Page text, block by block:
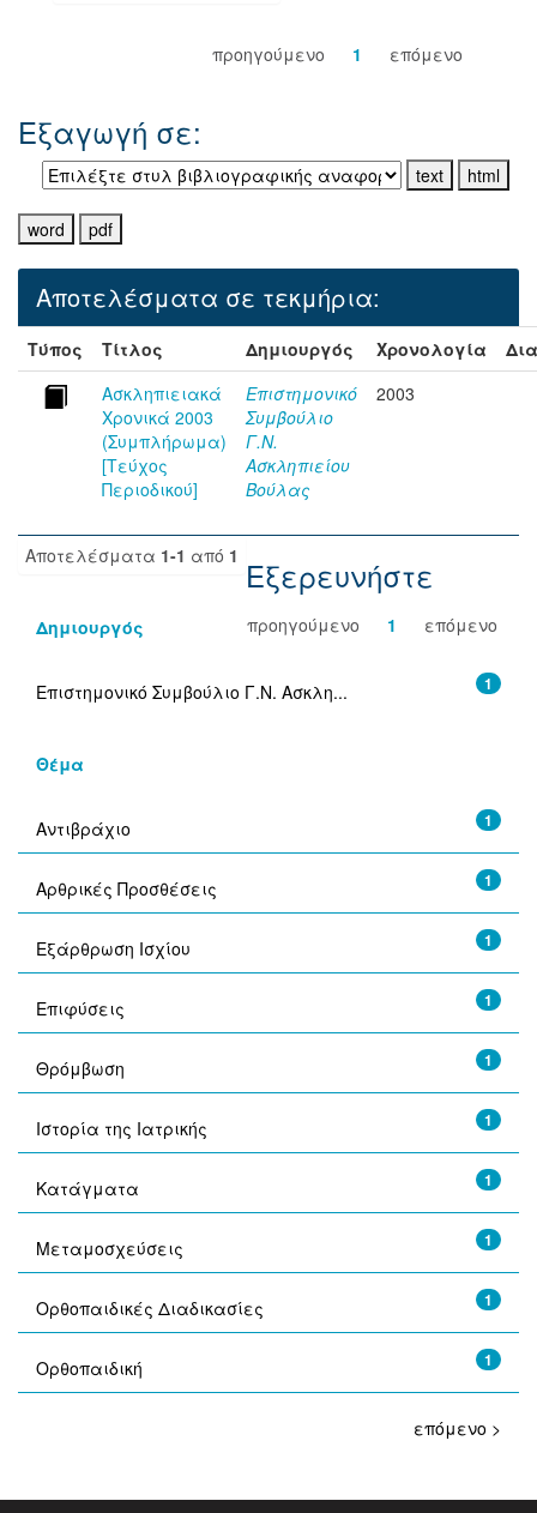
προηγούμενο 1 επόμενο
Εξαγωγή σε:
Αποτελέσματα σε τεκμήρια:
Τύπος Τίτλος Δημιουργός Χρονολογία
Ασκληπιειακά
Χρονικά 2003
(Συμπλήρωμα)
[Τεύχος
Περιοδικού]
Επιστημονικό
Συμβούλιο
Γ.Ν.
Ασκληπιείου
Βούλας
2003
Αποτελέσματα 1-1 από 1
προηγούμενο 1 επόμενο
Εξερευνήστε
Δημιουργός
1
Επιστημονικό Συμβούλιο Γ.Ν. Ασκλη...
Θέμα
1
Αντιβράχιο
1
Αρθρικές Προσθέσεις
1
Εξάρθρωση Ισχίου
1
Επιφύσεις
1
Θρόμβωση
1
Ιστορία της Ιατρικής
1
Κατάγματα
1
Μεταμοσχεύσεις
1
Ορθοπαιδικές Διαδικασίες
1
Ορθοπαιδική
επόμενο >